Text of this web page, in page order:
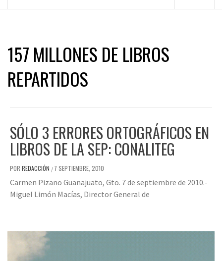
157 MILLONES DE LIBROS
REPARTIDOS
SÓLO 3 ERRORES ORTOGRÁFICOS EN
LIBROS DE LA SEP: CONALITEG
POR REDACCIÓN / 7 SEPTIEMBRE, 2010
Carmen Pizano Guanajuato, Gto. 7 de septiembre de 2010.-
Miguel Limón Macías, Director General de